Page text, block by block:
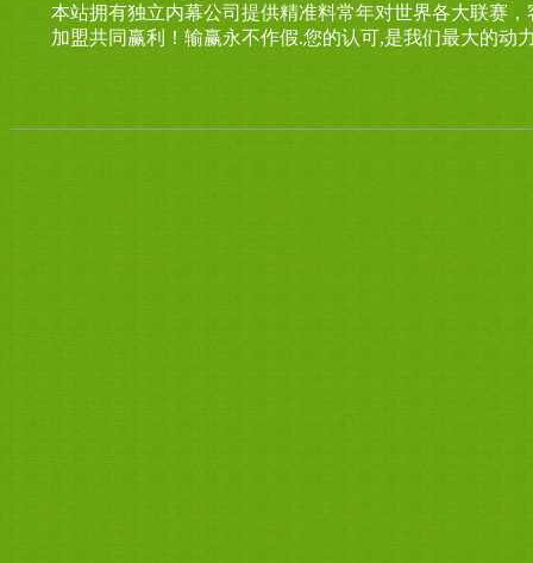
本站拥有独立内幕公司提供精准料常年对世界各大联赛
加盟共同赢利！输赢永不作假.您的认可,是我们最大的动